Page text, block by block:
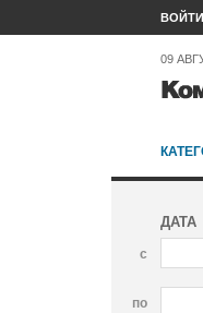
ВОЙТИ
09
ДАТА
с
по